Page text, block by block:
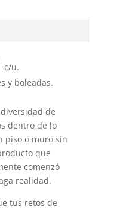
u.
y boleadas.
de
dentro de lo
piso o muro sin
que
comenzó
realidad.
tus retos de